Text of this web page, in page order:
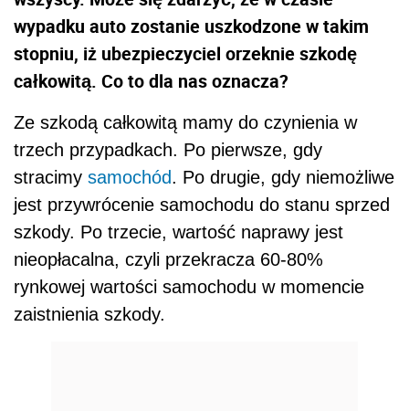
wypadku auto zostanie uszkodzone w takim
stopniu, iż ubezpieczyciel orzeknie szkodę
całkowitą. Co to dla nas oznacza?
Ze szkodą całkowitą mamy do czynienia w
trzech przypadkach. Po pierwsze, gdy
stracimy samochód. Po drugie, gdy niemożliwe
jest przywrócenie samochodu do stanu sprzed
szkody. Po trzecie, wartość naprawy jest
nieopłacalna, czyli przekracza 60-80%
rynkowej wartości samochodu w momencie
zaistnienia szkody.